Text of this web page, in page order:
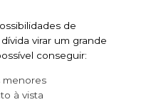
de
virar um grande
conseguir:
menores
à vista